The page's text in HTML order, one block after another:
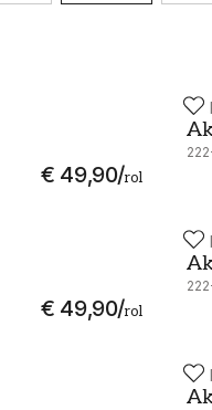
€ 49,90/rol
€ 49,90/rol